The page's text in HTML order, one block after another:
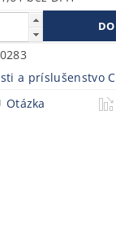
a príslušenstvo
Otázka